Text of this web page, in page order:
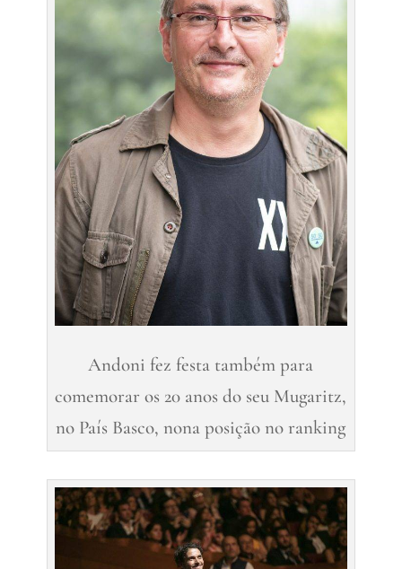
Andoni fez festa também para
comemorar os 20 anos do seu Mugaritz,
no País Basco, nona posição no ranking